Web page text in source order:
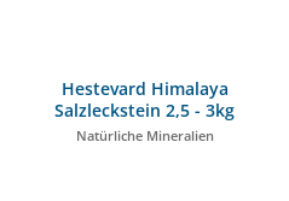
Hestevard Himalaya
Salzleckstein 2,5 - 3kg
Natürliche Mineralien